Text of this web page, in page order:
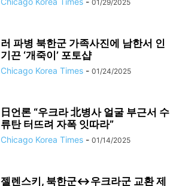
01/29/2025
러 파병 북한군 가족사진에 남한서 인
기끈 ‘개죽이’ 포토샵
Chicago Korea Times - 01/24/2025
日언론 “우크라 北병사 얼굴 부근서 수
류탄 터뜨려 자폭 잇따라”
Chicago Korea Times - 01/14/2025
젤렌스키, 북한군↔우크라군 교환 제